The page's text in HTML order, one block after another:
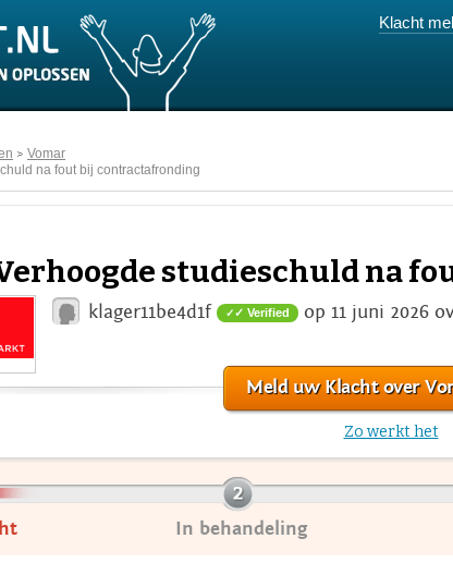
Klacht
Vomar
na fout bij contractafronding
studieschuld na
klager11be4d1f ✓ Verified op 11 juni 2026
Meld uw Klacht over
Zo werkt het
In behandeling